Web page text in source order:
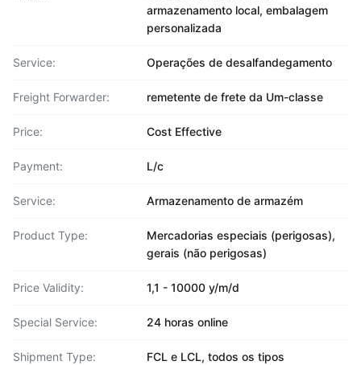
armazenamento local, embalagem
personalizada
Service: Operações de desalfandegamento
Freight Forwarder: remetente de frete da Um-classe
Price: Cost Effective
Payment: L/c
Service: Armazenamento de armazém
Product Type:
Mercadorias especiais (perigosas),
gerais (não perigosas)
Price Validity: 1,1 - 10000 y/m/d
Special Service: 24 horas online
Shipment Type: FCL e LCL, todos os tipos